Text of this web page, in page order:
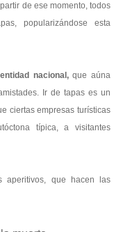
de ese momento, todos
popularizándose esta
nacional,que aúna
Ir de tapas es un
ciertas empresas turísticas
típica, a visitantes
aperitivos, que hacen las